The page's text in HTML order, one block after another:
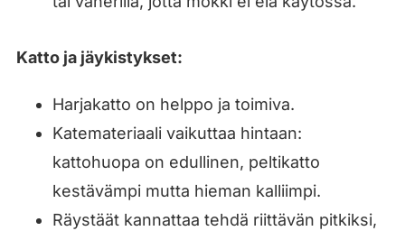
Katto ja jäykistykset:
Harjakatto on helppo ja toimiva.
Katemateriaali vaikuttaa hintaan:
kattohuopa on edullinen, peltikatto
kestävämpi mutta hieman kalliimpi.
Räystäät kannattaa tehdä riittävän pitkiksi,